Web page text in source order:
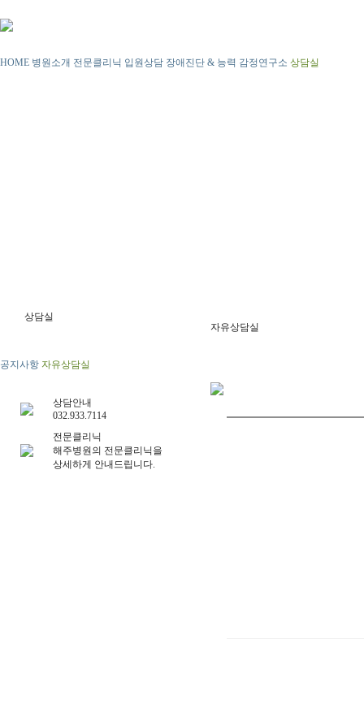
HOME 병원소개 전문클리닉 입원상담 장애진단 & 능력 감정연구소 상담실
상담실
자유상담실
공지사항 자유상담실
상담안내
032.933.7114
전문클리닉
해주병원의 전문클리닉을
상세하게 안내드립니다.